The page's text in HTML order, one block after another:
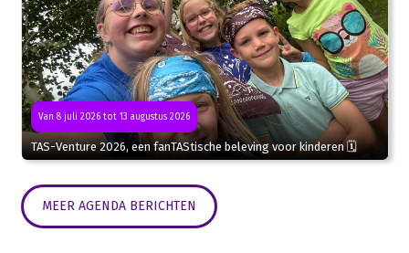
Van 8 juli 2026 tot 13 augustus 2026
TAS-Venture 2026, een fanTAStische beleving voor kinderen 🗓
MEER AGENDA BERICHTEN